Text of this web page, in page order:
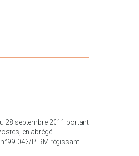
28 septembre 2011 portant
en abrégé
043/P-RM régissant